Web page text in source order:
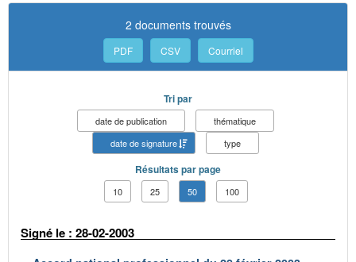
2 documents trouvés
PDF CSV Courriel
Tri par
date de publication
thématique
date de signature
type
Résultats par page
10 25 50 100
Signé le : 28-02-2003